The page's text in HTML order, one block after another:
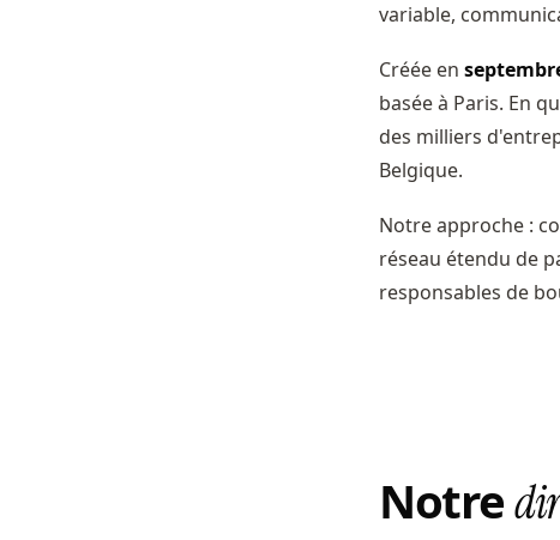
variable,
Créée en
basée à Paris. En
des milliers
Belgique.
Notre approche :
réseau étendu de
responsables de
Notre